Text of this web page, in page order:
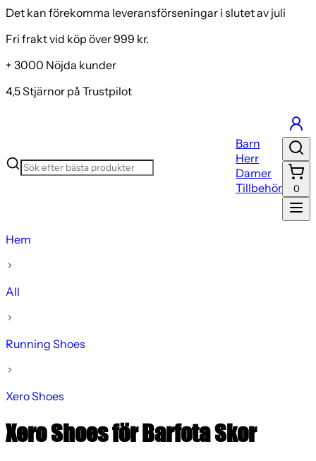
Det kan förekomma leveransförseningar i slutet av juli
Fri frakt vid köp över 999 kr.
+ 3000 Nöjda kunder
4,5 Stjärnor på Trustpilot
Barn
Herr
Damer
Tillbehör
0
Hem
All
Running Shoes
Xero Shoes
Xero Shoes för Barfota Skor